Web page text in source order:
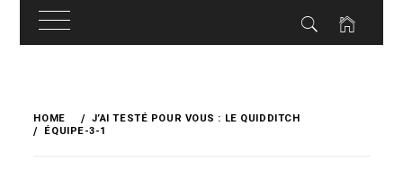
content
HOME
J’AI TESTÉ POUR VOUS : LE QUIDDITCH
ÉQUIPE-3-1